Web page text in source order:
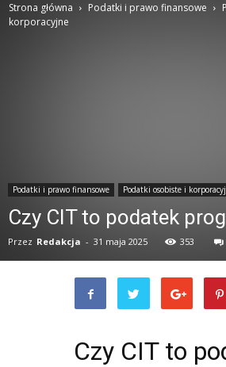
Strona główna Podatki i prawo finansowe
korporacyjne
Podatki i prawo finansowe Podatki osobiste i
Czy CIT to podatek
Przez Redakcja - 31 maja 2025 353
Czy CIT to